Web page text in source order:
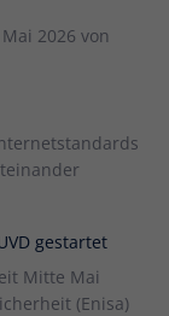
2026 von
gestartet
Mitte Mai
(Enisa)